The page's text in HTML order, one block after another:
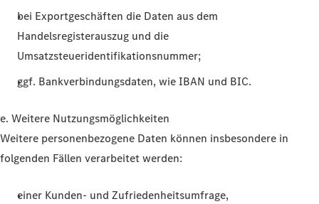
bei Exportgeschäften die Daten aus dem
Handelsregisterauszug und die
Umsatzsteueridentifikationsnummer;
ggf. Bankverbindungsdaten, wie IBAN und BIC.
e. Weitere Nutzungsmöglichkeiten
Weitere personenbezogene Daten können insbesondere in
folgenden Fällen verarbeitet werden:
einer Kunden- und Zufriedenheitsumfrage,